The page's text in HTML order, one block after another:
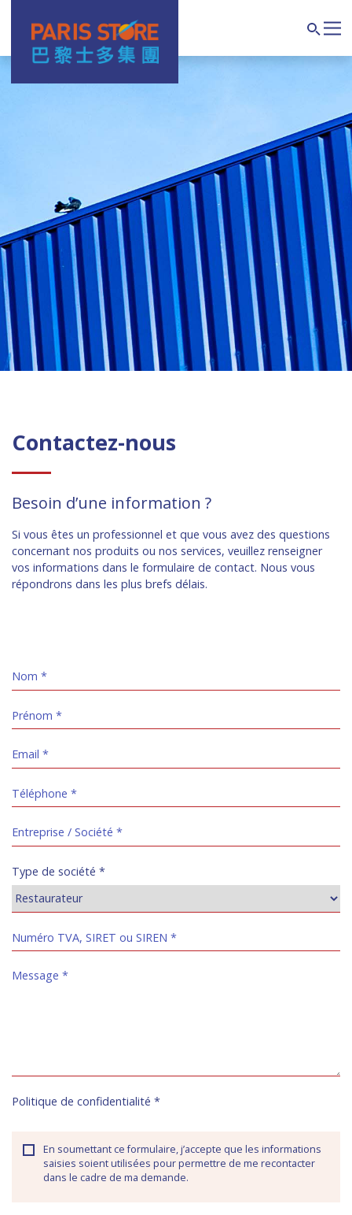
Navigation principale
Contactez-nous
Besoin d’une information ?
Si vous êtes un professionnel et que vous avez des questions
concernant nos produits ou nos services, veuillez renseigner
vos informations dans le formulaire de contact. Nous vous
répondrons dans les plus brefs délais.
Type de société *
Politique de confidentialité *
En soumettant ce formulaire, j’accepte que les informations
saisies soient utilisées pour permettre de me recontacter
dans le cadre de ma demande.